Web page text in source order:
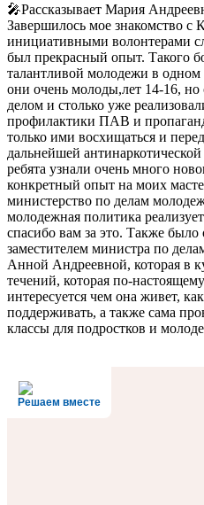
🎤Рассказывает Мария
Завершилось мое знакомство с
инициативными волонтерами
был прекрасный опыт. Такого
талантливой молодежи в одном
они очень молоды,лет 14-16, но
делом и столько уже
профилактики ПАВ и
только ими восхищаться и
дальнейшей
ребята узнали очень много
конкретный опыт на моих
министерство по делам
молодежная политика
спасибо вам за это. Также было
заместителем министра по
Анной Андреевной, которая в
течений, которая по-
интересуется чем она живет,
поддерживать, а также сама
классы для подростков и
Решаем вместе